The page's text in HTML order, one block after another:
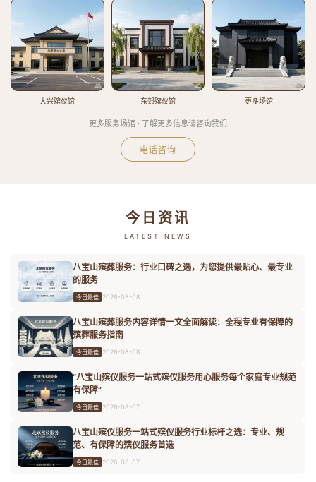
大兴殡仪馆 东郊殡仪馆 更多场馆
更多服务场馆 · 了解更多信息请咨询我们
电话咨询
今日资讯
LATEST NEWS
八宝山殡葬服务：行业口碑之选，为您提供最贴心、最专业
的服务
今日最佳 2026-08-08
八宝山殡葬服务内容详情一文全面解读：全程专业有保障的
殡葬服务指南
今日最佳 2026-08-08
“八宝山殡仪服务一站式殡仪服务用心服务每个家庭专业规范
有保障”
今日最佳 2026-08-07
八宝山殡仪服务一站式殡仪服务行业标杆之选：专业、规
范、有保障的殡仪服务首选
今日最佳 2026-08-07